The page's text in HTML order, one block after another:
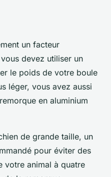
un facteur
devez utiliser un
le poids de votre boule
léger, vous avez aussi
en aluminium
de grande taille, un
pour éviter des
votre animal à quatre